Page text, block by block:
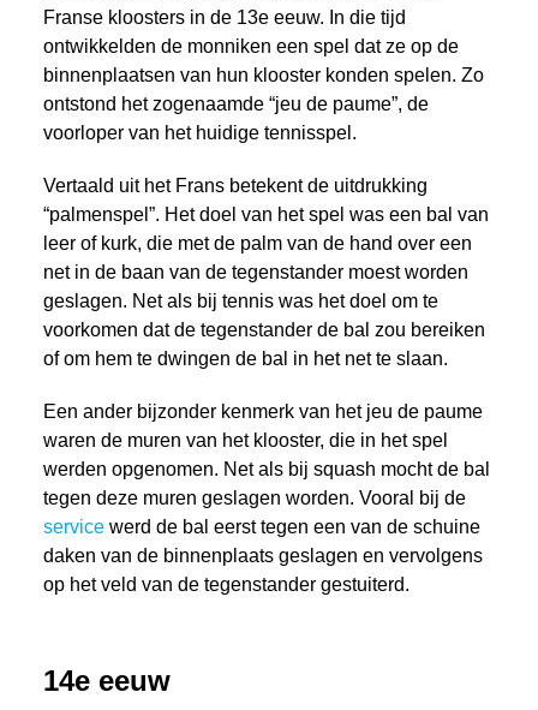
Franse kloosters in de 13e eeuw. In die tijd
ontwikkelden de monniken een spel dat ze op de
binnenplaatsen van hun klooster konden spelen. Zo
ontstond het zogenaamde “jeu de paume”, de
voorloper van het huidige tennisspel.
Vertaald uit het Frans betekent de uitdrukking
“palmenspel”. Het doel van het spel was een bal van
leer of kurk, die met de palm van de hand over een
net in de baan van de tegenstander moest worden
geslagen. Net als bij tennis was het doel om te
voorkomen dat de tegenstander de bal zou bereiken
of om hem te dwingen de bal in het net te slaan.
Een ander bijzonder kenmerk van het jeu de paume
waren de muren van het klooster, die in het spel
werden opgenomen. Net als bij squash mocht de bal
tegen deze muren geslagen worden. Vooral bij de
servicewerd de bal eerst tegen een van de schuine
daken van de binnenplaats geslagen en vervolgens
op het veld van de tegenstander gestuiterd.
14e eeuw